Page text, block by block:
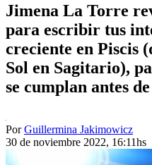
Jimena La Torre
para escribir tus
creciente en Piscis
Sol en Sagitario),
se cumplan antes
PorGuillermina Jakimowicz
30 de noviembre 2022, 16:11hs